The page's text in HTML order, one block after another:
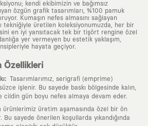
kendi ekibimizin ve bağımsız
özgün grafik tasarımları, %100 pamuk
Kumaşın nefes almasını sağlayan
tekniğiyle üretilen koleksiyonumuzda, her bir
en iyi yansıtacak tek bir tişört rengine özel
yer vermeyen bu estetik yaklaşım,
hayata geçiyor.
Özellikleri
: Tasarımlarımız, serigrafi (emprime)
işlenir. Bu sayede baskı bölgesinde kalın,
cildin gün boyu nefes almaya devam eder.
ürünlerimiz üretim aşamasında özel bir ön
Bu sayede önerilen koşullarda yıkandığında